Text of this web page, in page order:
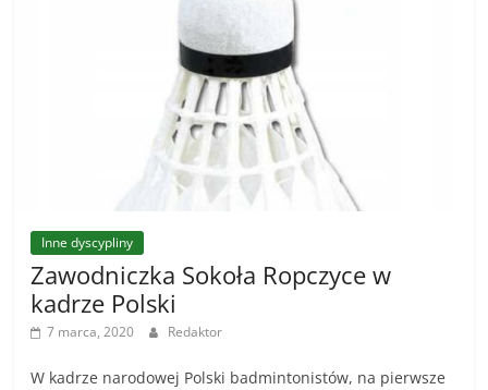
Inne dyscypliny
Zawodniczka Sokoła Ropczyce w
kadrze Polski
7 marca, 2020 Redaktor
W kadrze narodowej Polski badmintonistów, na pierwsze